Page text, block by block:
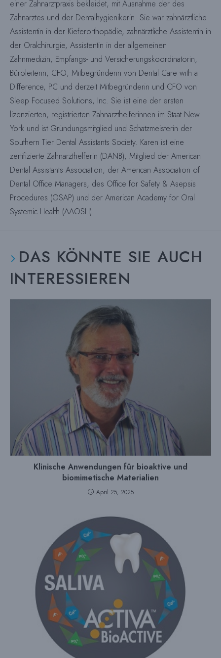
einer Zahnarztpraxis bekleidet, mit Ausnahme der des
Zahnarztes und der Dentalhygienikerin. Sie war zahnärztliche
Assistentin in der Kieferorthopädie, zahnärztliche Assistentin in
der Oralchirurgie, Assistentin in der allgemeinen
Zahnmedizin, Empfangs- und Versicherungskoordinatorin,
Büroleiterin, CFO, Mitbegründerin von Dental Care with a
Difference, PC und derzeit Mitbegründerin und CFO von
Sleep Focused Solutions, Inc. Sie ist eine der ersten
lizenzierten, registrierten Zahnarzthelferinnen im Staat New
York und ist Gründungsmitglied und Schatzmeisterin der
Southern Tier Dental Assistants Society. Karen ist eine
zertifizierte Zahnarzthelferin (DANB), Mitglied der American
Dental Assistants Association, der American Association of
Dental Office Managers, des Office for Safety & Asepsis
Procedures (OSAP) und der American Academy for Oral
Systemic Health (AAOSH).
DAS KÖNNTE SIE AUCH
INTERESSIEREN
Klinische Anwendungen für bioaktive und
biomimetische Materialien
April 25, 2025